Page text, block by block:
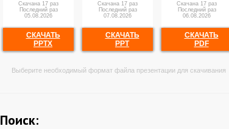
Скачана 17 раз
Последний раз
05.08.2026
СКАЧАТЬ
PPTX
Скачана 17 раз
Последний раз
07.08.2026
СКАЧАТЬ
PPT
Скачана 17 раз
Последний раз
06.08.2026
СКАЧАТЬ
PDF
Выберите необходимый формат файла презентации для скачивания
Поиск: